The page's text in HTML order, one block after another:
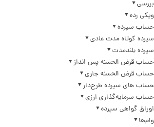
بررسی
ویکی رده
حساب سپرده
سپرده کوتاه مدت عادی
سپرده بلندمدت
حساب قرض الحسنه پس انداز
حساب قرض الحسنه جاری
حساب های سپرده طرح‌دار
حساب سرمایه‌گذاری ارزی
اوراق گواهی سپرده
وام‌ها